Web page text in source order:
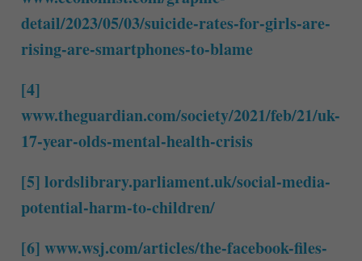
detail/2023/05/03/suicide-rates-for-girls-are-
rising-are-smartphones-to-blame
[4]
www.theguardian.com/society/2021/feb/21/uk-
17-year-olds-mental-health-crisis
[5] lordslibrary.parliament.uk/social-media-
potential-harm-to-children/
[6] www.wsj.com/articles/the-facebook-files-